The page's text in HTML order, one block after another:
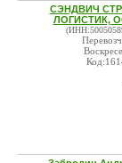
СЭНДВИЧ
ЛОГИСТИК,